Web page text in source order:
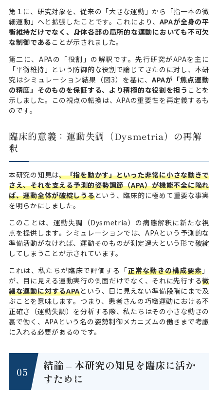
第１に、研究対象を、従来の「大きな運動」から「指一本の微
細運動」へと拡張したことです。これにより、 APAが全身の平
衡維持だけでなく、身体各部の局所的な運動においても不可欠
な制御である ことが示されました。
第二に、APAの「役割」の解釈です。先行研究がAPAを主に
「平衡維持」という防御的な役割で論じてきたのに対し、本研
究はシミュレーション結果（図3）を基に、 APAが「焦点運動
の精度」そのものを保証する、より積極的な役割を担う ことを
示しました。この視点の転換は、APAの重要性を再定義するも
のです。
臨床的意義：運動失調（Dysmetria）の再解
釈
本研究の知見は、「指を動かす」といった非常に小さな動きで
さえ、それを支える予測的姿勢調節（APA）が機能不全に陥れ
ば、運動全体が破綻しうるという、臨床的に極めて重要な事実
を明らかにしました。
このことは、運動失調（Dysmetria）の病態解釈に新たな視
点を提供します。シミュレーションでは、APAという予測的な
準備活動がなければ、運動そのものが測定過大という形で破綻
してしまうことが示されています。
これは、私たちが臨床で評価する「正常な動きの構成要素 」
が、目に見える運動実行の側面だけでなく、それに先行する微
細な運動に対するAPAという、目に見えない準備段階にまで及
ぶことを意味します。つまり、患者さんの巧緻運動における不
正確さ（運動失調）を分析する際、私たちはその小さな動きの
裏で働く、APAという名の姿勢制御メカニズムの働きまで考慮
に入れる必要があるのです。
結論 – 本研究の知見を臨床に活か
すために